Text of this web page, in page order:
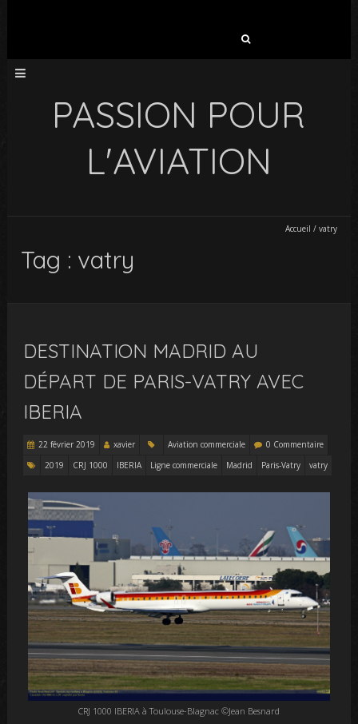
PASSION POUR
L'AVIATION
Accueil / vatry
Tag : vatry
DESTINATION MADRID AU
DÉPART DE PARIS-VATRY AVEC
IBERIA
22 février 2019 xavier Aviation commerciale
0 Commentaire
2019
CRJ 1000 IBERIA Ligne commerciale Madrid Paris-Vatry vatry
CRJ 1000 IBERIA à Toulouse-Blagnac ©Jean Besnard